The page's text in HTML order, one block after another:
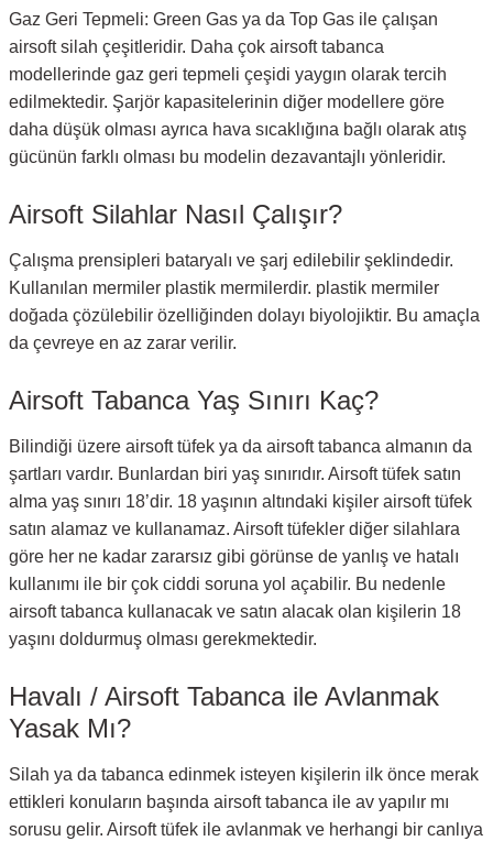
Gaz Geri Tepmeli: Green Gas ya da Top Gas ile çalışan
airsoft silah çeşitleridir. Daha çok airsoft tabanca
modellerinde gaz geri tepmeli çeşidi yaygın olarak tercih
edilmektedir. Şarjör kapasitelerinin diğer modellere göre
daha düşük olması ayrıca hava sıcaklığına bağlı olarak atış
gücünün farklı olması bu modelin dezavantajlı yönleridir.
Airsoft Silahlar Nasıl Çalışır?
Çalışma prensipleri bataryalı ve şarj edilebilir şeklindedir.
Kullanılan mermiler plastik mermilerdir. plastik mermiler
doğada çözülebilir özelliğinden dolayı biyolojiktir. Bu amaçla
da çevreye en az zarar verilir.
Airsoft Tabanca Yaş Sınırı Kaç?
Bilindiği üzere airsoft tüfek ya da airsoft tabanca almanın da
şartları vardır. Bunlardan biri yaş sınırıdır. Airsoft tüfek satın
alma yaş sınırı 18’dir. 18 yaşının altındaki kişiler airsoft tüfek
satın alamaz ve kullanamaz. Airsoft tüfekler diğer silahlara
göre her ne kadar zararsız gibi görünse de yanlış ve hatalı
kullanımı ile bir çok ciddi soruna yol açabilir. Bu nedenle
airsoft tabanca kullanacak ve satın alacak olan kişilerin 18
yaşını doldurmuş olması gerekmektedir.
Havalı / Airsoft Tabanca ile Avlanmak
Yasak Mı?
Silah ya da tabanca edinmek isteyen kişilerin ilk önce merak
ettikleri konuların başında airsoft tabanca ile av yapılır mı
sorusu gelir. Airsoft tüfek ile avlanmak ve herhangi bir canlıya